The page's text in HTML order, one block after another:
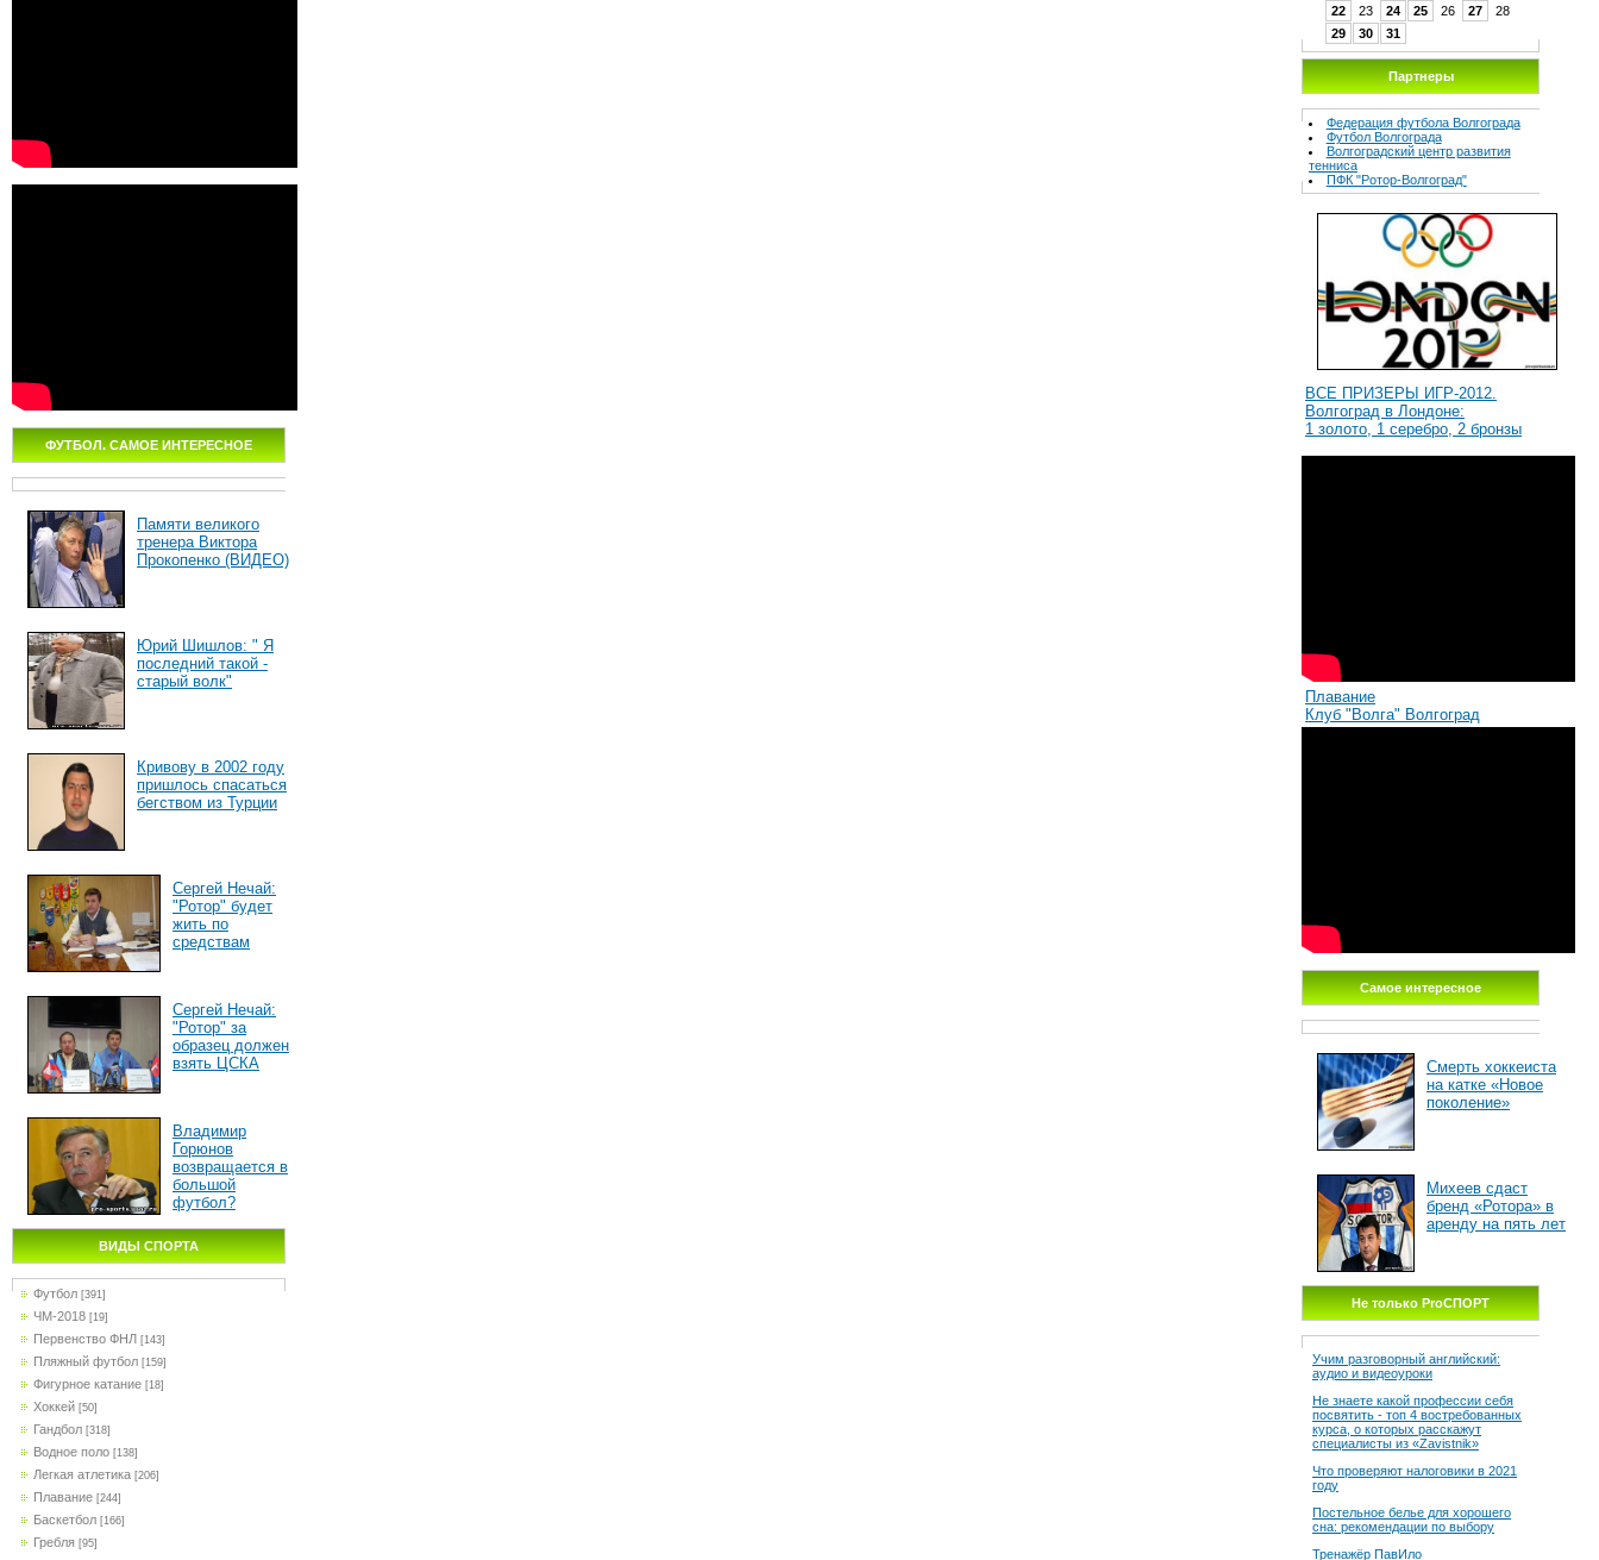
ФУТБОЛ. САМОЕ ИНТЕРЕСНОЕ
Памяти великого
тренера Виктора
Прокопенко (ВИДЕО)
Юрий Шишлов: " Я
последний такой -
старый волк"
Кривову в 2002 году
пришлось спасаться
бегством из Турции
Сергей Нечай:
"Ротор" будет
жить по
средствам
Сергей Нечай:
"Ротор" за
образец должен
взять ЦСКА
Владимир
Горюнов
возвращается в
большой
футбол?
ВИДЫ СПОРТА
Футбол [391]
ЧМ-2018 [19]
Первенство ФНЛ [143]
Пляжный футбол [159]
Фигурное катание [18]
Хоккей [50]
Гандбол [318]
Водное поло [138]
Легкая атлетика [206]
Плавание [244]
Баскетбол [166]
Гребля [95]
22
23 24 25 26 27
28
29
30 31
Партнеры
Федерация футбола Волгограда
Футбол Волгограда
Волгоградcкий центр развития
тенниса
ПФК "Ротор-Волгоград"
ВСЕ ПРИЗЕРЫ ИГР-2012.
Волгоград в Лондоне:
1 золото, 1 серебро, 2 бронзы
Плавание
Клуб "Волга" Волгоград
Самое интересное
Смерть хоккеиста
на катке «Новое
поколение»
Михеев сдаст
бренд «Ротора» в
аренду на пять лет
Не только ProСПОРТ
Учим разговорный английский:
аудио и видеоуроки
Не знаете какой профессии себя
посвятить - топ 4 востребованных
курса, о которых расскажут
специалисты из «Zavistnik»
Что проверяют налоговики в 2021
году
Постельное белье для хорошего
сна: рекомендации по выбору
Тренажёр ПавИло